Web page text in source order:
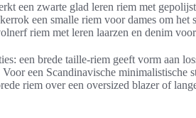
een zwarte glad leren riem met
een smalle riem voor dames om
riem met leren laarzen en denim
een brede taille-riem geeft vorm aan
een Scandinavische minimalistische
riem over een oversized blazer of